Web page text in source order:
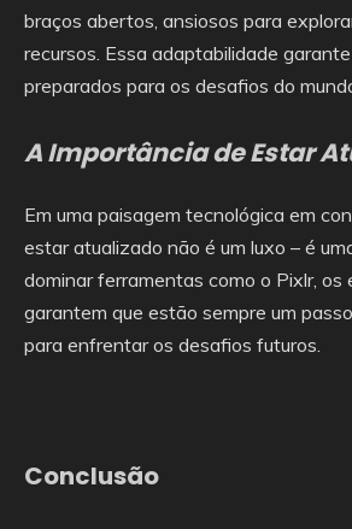
braços abertos, ansiosos para
recursos. Essa adaptabilidade
preparados para os desafios do
A Importância de Estar
Em uma paisagem tecnológica em
estar atualizado não é um luxo – é
dominar ferramentas como o Pixlr, os
garantem que estão sempre um
para enfrentar os desafios futuros.
Conclusão